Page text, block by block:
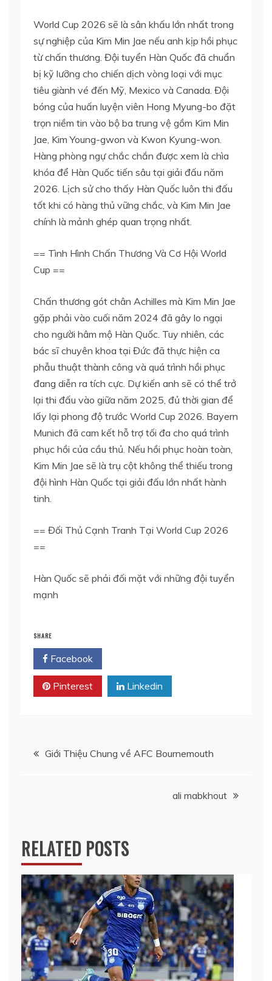
World Cup 2026 sẽ là sân khấu lớn nhất trong
sự nghiệp của Kim Min Jae nếu anh kịp hồi phục
từ chấn thương. Đội tuyển Hàn Quốc đã chuẩn
bị kỹ lưỡng cho chiến dịch vòng loại với mục
tiêu giành vé đến Mỹ, Mexico và Canada. Đội
bóng của huấn luyện viên Hong Myung-bo đặt
trọn niềm tin vào bộ ba trung vệ gồm Kim Min
Jae, Kim Young-gwon và Kwon Kyung-won.
Hàng phòng ngự chắc chắn được xem là chìa
khóa để Hàn Quốc tiến sâu tại giải đấu năm
2026. Lịch sử cho thấy Hàn Quốc luôn thi đấu
tốt khi có hàng thủ vững chắc, và Kim Min Jae
chính là mảnh ghép quan trọng nhất.
== Tình Hình Chấn Thương Và Cơ Hội World
Cup ==
Chấn thương gót chân Achilles mà Kim Min Jae
gặp phải vào cuối năm 2024 đã gây lo ngại
cho người hâm mộ Hàn Quốc. Tuy nhiên, các
bác sĩ chuyên khoa tại Đức đã thực hiện ca
phẫu thuật thành công và quá trình hồi phục
đang diễn ra tích cực. Dự kiến anh sẽ có thể trở
lại thi đấu vào giữa năm 2025, đủ thời gian để
lấy lại phong độ trước World Cup 2026. Bayern
Munich đã cam kết hỗ trợ tối đa cho quá trình
phục hồi của cầu thủ. Nếu hồi phục hoàn toàn,
Kim Min Jae sẽ là trụ cột không thể thiếu trong
đội hình Hàn Quốc tại giải đấu lớn nhất hành
tinh.
== Đối Thủ Cạnh Tranh Tại World Cup 2026
==
Hàn Quốc sẽ phải đối mặt với những đội tuyển
mạnh
SHARE
Facebook
Pinterest Linkedin
Điều
viết
Giới Thiệu Chung về AFC Bournemouth
ali mabkhout
RELATED POSTS